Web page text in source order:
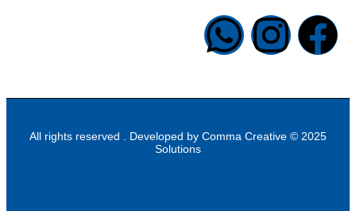
2025 © All rights reserved . Developed by
Comma Creative
Solutions